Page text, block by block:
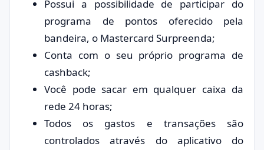
Possui a possibilidade de participar do
programa de pontos oferecido pela
bandeira, o Mastercard Surpreenda;
Conta com o seu próprio programa de
cashback;
Você pode sacar em qualquer caixa da
rede 24 horas;
Todos os gastos e transações são
controlados através do aplicativo do